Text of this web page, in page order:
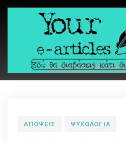
Skip
Your e-articles
Εδώ θα διαβάσεις κάτι
ΑΠΌΨΕΙΣ ΨΥΧΟΛΟΓΊΑ